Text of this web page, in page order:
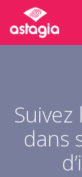
dans